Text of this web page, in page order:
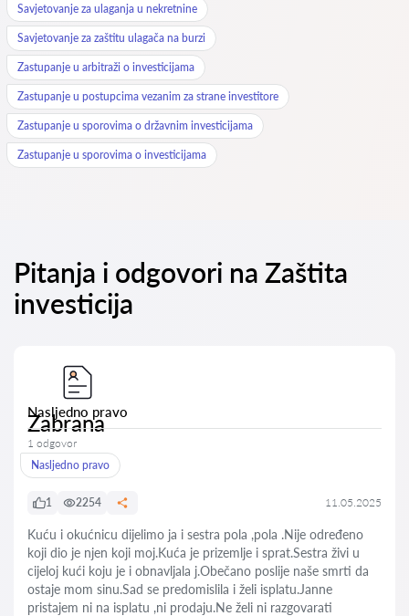
Savjetovanje za ulaganja u nekretnine
Savjetovanje za zaštitu ulagača na burzi
Zastupanje u arbitraži o investicijama
Zastupanje u postupcima vezanim za strane investitore
Zastupanje u sporovima o državnim investicijama
Zastupanje u sporovima o investicijama
Pitanja i odgovori na Zaštita
investicija
Nasljedno pravo
Zabrana
1 odgovor
Nasljedno pravo
1 2254 11.05.2025
Kuću i okućnicu dijelimo ja i sestra pola ,pola .Nije određeno
koji dio je njen koji moj.Kuća je prizemlje i sprat.Sestra živi u
cijeloj kući koju je i obnavljala j.Obečano poslije naše smrti da
ostaje mom sinu.Sad se predomislila i želi isplatu.Janne
pristajem ni na isplatu ,ni prodaju.Ne želi ni razgovarati